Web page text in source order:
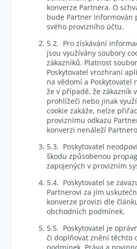
konverze Partnera. O
bude Partner informován
svého provizního účtu.
5.2. Pro získávání
jsou využívány soubory
zákazníků. Platnost
Poskytovatel vrozhraní
na vědomí a Poskytovatel
že v případě, že zákazník
prohlížeči nebo jinak
cookie zakáže, nelze
proviznímu odkazu
konverzi nenáleží
5.3. Poskytovatel
škodu způsobenou
zapojených v provizním
5.4. Poskytovatel se
Partnerovi za jím
konverze provizi dle
obchodních podmínek.
5.5. Poskytovatel je
či doplňovat znění těchto